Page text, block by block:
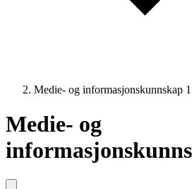
Medie- og informasjonskunnskap 1
Medie- og